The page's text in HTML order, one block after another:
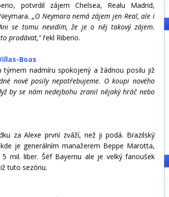
potvrdil zájem Chelsea, Realu Madrid,
„O Neymara nemá zájem jen Real, ale i
se tomu nevidím, že je o něj takový zájem.
prodávat,"řekl Riberio.
Boas
týmem nadmíru spokojený a žádnou posilu již
nové posily nepotřebujeme. O koupi nového
by se nám nedejbohu zranil nějaký hráč nebo
za Alexe první zváží, než ji podá. Brazilský
je generálním manažerem Beppe Marotta,
mil. liber. Šéf Bayernu ale je velký fanoušek
tuto sezónu.